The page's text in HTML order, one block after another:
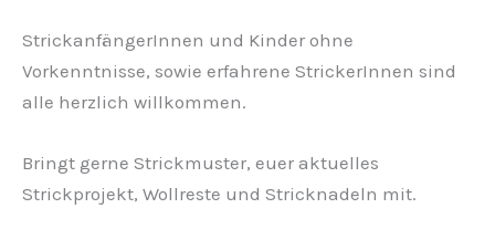
StrickanfängerInnen und Kinder ohne
Vorkenntnisse, sowie erfahrene StrickerInnen sind
alle herzlich willkommen.
Bringt gerne Strickmuster, euer aktuelles
Strickprojekt, Wollreste und Stricknadeln mit.